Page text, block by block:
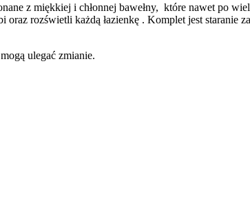
z miękkiej i chłonnej bawełny, które nawet po
rozświetli każdą łazienkę . Komplet jest staranie
ulegać zmianie.